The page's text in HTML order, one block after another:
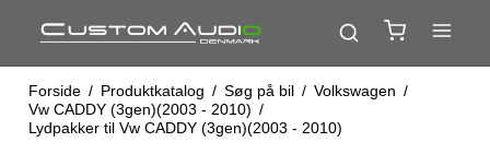
Forside / Produktkatalog / Søg på bil / Volkswagen /
Vw CADDY (3gen)(2003 - 2010) /
Lydpakker til Vw CADDY (3gen)(2003 - 2010)